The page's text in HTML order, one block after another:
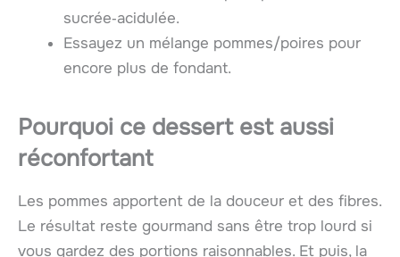
sucrée‑acidulée.
Essayez un mélange pommes/poires pour
encore plus de fondant.
Pourquoi ce dessert est aussi
réconfortant
Les pommes apportent de la douceur et des fibres.
Le résultat reste gourmand sans être trop lourd si
vous gardez des portions raisonnables. Et puis, la